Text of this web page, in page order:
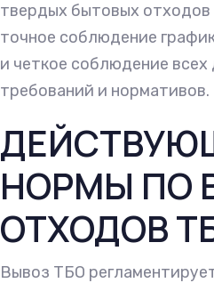
твердых бытовых
точное соблюдение
и четкое соблюдение
требований и нормативов.
НОРМЫ ПО
ОТХОДОВ
Вывоз ТБО